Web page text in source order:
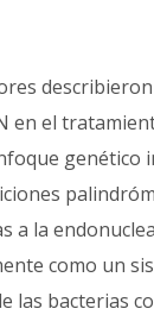
en el
genético
a la
como un
las bacterias